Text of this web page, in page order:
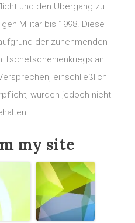
und den Übergang zu
Militär bis 1998. Diese
der zunehmenden
Tschetschenienkriegs an
einschließlich
wurden jedoch nicht
my site